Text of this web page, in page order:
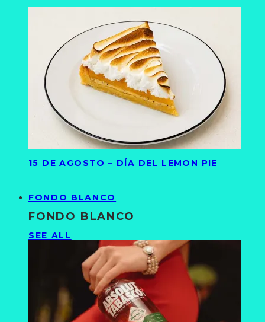
15 DE AGOSTO – DÍA DEL LEMON PIE
FONDO BLANCO
FONDO BLANCO
SEE ALL